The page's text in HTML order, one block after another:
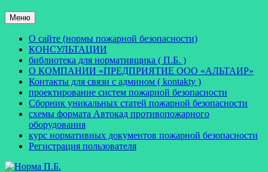
Меню
О сайте (нормы пожарной безопасности)
КОНСУЛЬТАЦИИ
библиотека для нормативщика ( П.Б. )
О КОМПАНИИ «ПРЕДПРИЯТИЕ ООО «АЛЬТАИР»
Контакты для связи с админом ( kontakty )
проектирование систем пожарной безопасности
Сборник уникальных статей пожарной безопасности
схемы формата Автокад противопожарного
оборудования
курс нормативных документов пожарной безопасности
Регистрация пользователя